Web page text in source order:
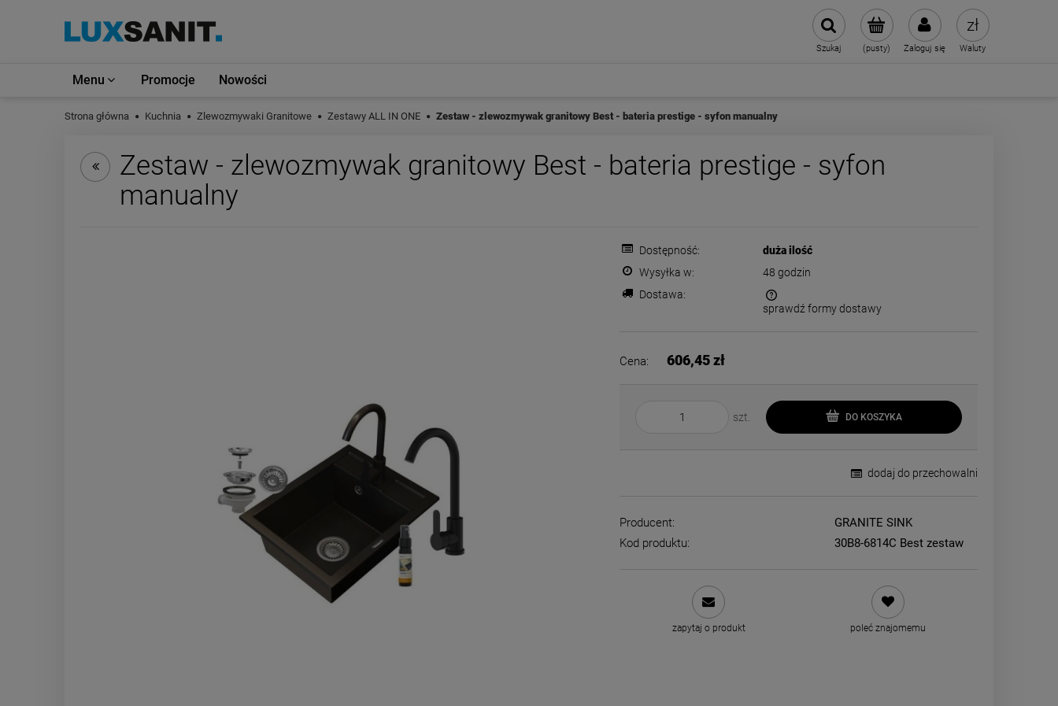
(pusty) Zaloguj się
Szukaj Waluty
Menu Promocje Nowości
Strona główna Kuchnia Zlewozmywaki Granitowe Zestawy ALL IN ONE Zestaw - zlewozmywak granitowy Best - bateria prestige - syfon manualny
Zestaw - zlewozmywak granitowy Best - bateria prestige - syfon
manualny
Dostępność:
duża ilość
Wysyłka w:
48 godzin
Dostawa:
sprawdź formy dostawy
Cena: 606,45 zł
szt. DO KOSZYKA
dodaj do przechowalni
Producent:
GRANITE SINK
Kod produktu:
30B8-6814C Best zestaw
zapytaj o produkt poleć znajomemu